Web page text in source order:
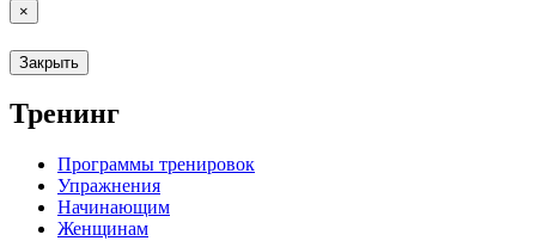
×
Закрыть
Тренинг
Программы тренировок
Упражнения
Начинающим
Женщинам